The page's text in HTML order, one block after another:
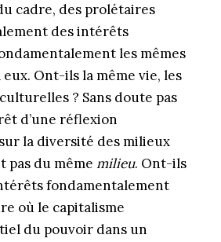
cadre, des prolétaires
des intérêts
les mêmes
Ont-ils la même vie, les
? Sans doute pas
d’une réflexion
la diversité des milieux
pas du même milieu. Ont-ils
fondamentalement
où le capitalisme
du pouvoir dans un